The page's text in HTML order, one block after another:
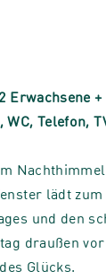
Erwachsene
Telefon,
lädt zum
und den
draußen
Glücks.